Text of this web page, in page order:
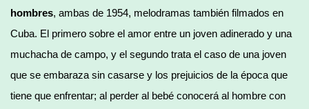
hombres, ambas de 1954, melodramas también filmados en
Cuba. El primero sobre el amor entre un joven adinerado y una
muchacha de campo, y el segundo trata el caso de una joven
que se embaraza sin casarse y los prejuicios de la época que
tiene que enfrentar; al perder al bebé conocerá al hombre con